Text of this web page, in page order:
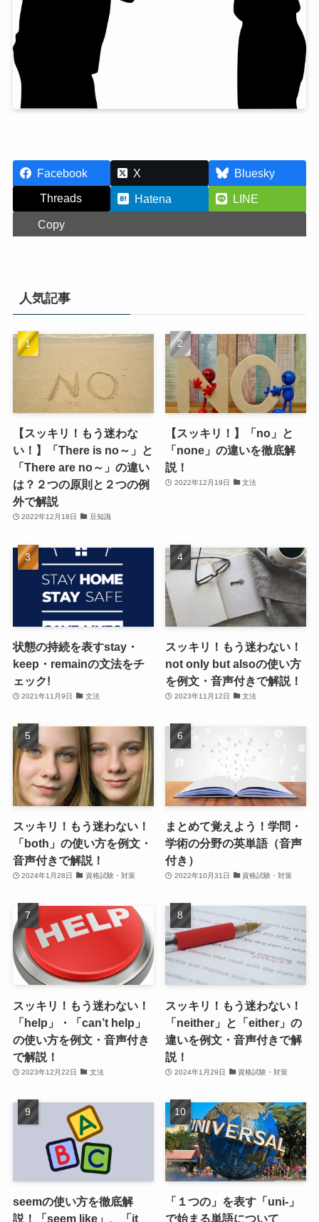
Facebook X
Bluesky
Threads
Hatena
LINE
Copy
人気記事
【スッキリ！もう迷わな
い！】「There is no～」と
「There are no～」の違い
は？２つの原則と２つの例
外で解説
2022年12月18日 豆知識
【スッキリ！】「no」と
「none」の違いを徹底解
説！
2022年12月19日 文法
状態の持続を表すstay・
keep・remainの文法をチ
ェック!
2021年11月9日 文法
スッキリ！もう迷わない！
not only but alsoの使い方
を例文・音声付きで解説！
2023年11月12日 文法
スッキリ！もう迷わない！
「both」の使い方を例文・
音声付きで解説！
2024年1月28日 資格試験・対策
まとめて覚えよう！学問・
学術の分野の英単語（音声
付き）
2022年10月31日 資格試験・対策
スッキリ！もう迷わない！
「help」・「can’t help」
の使い方を例文・音声付き
で解説！
2023年12月22日 文法
スッキリ！もう迷わない！
「neither」と「either」の
違いを例文・音声付きで解
説！
2024年1月29日 資格試験・対策
seemの使い方を徹底解
説！「seem like」、「it
「１つの」を表す「uni-」
で始まる単語について